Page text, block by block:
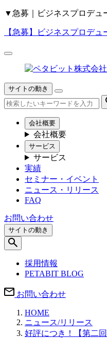
▼ 急募｜ビジネスプロデュ
【急募】 ビジネスプロデュ
サイトの動き
会社概要
会社概要
サービス
サービス
実績
セミナー・イベント
ニュース・リリース
FAQ
お問い合わせ
サイトの動き
採用情報
PETABIT BLOG
お問い合わせ
HOME
ニュース/リリース
好評につき！【第二